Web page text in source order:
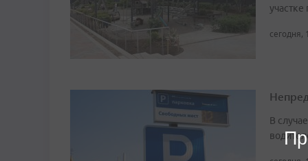
сегодня,
В